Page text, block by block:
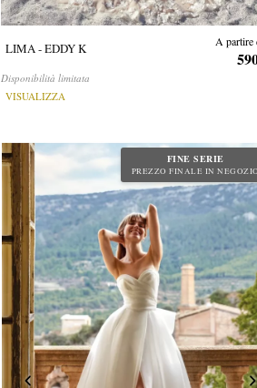
LIMA - EDDY K
Disponibilità limitata
VISUALIZZA
A partire
FINE SERIE
PREZZO FINALE IN NEGOZIO